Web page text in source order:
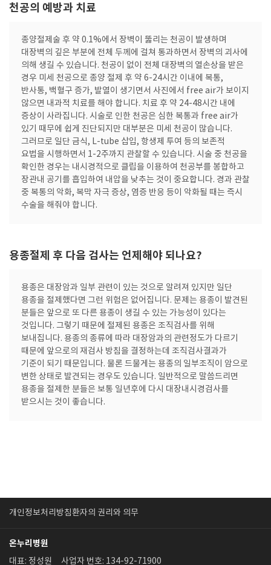
천공의 예방과 치료
종양절제술 후 약 0.1%에서 장벽이 뚫리는 천공이 발생하며
대장벽의 깊은 부분에 전체 두께에 걸쳐 통과하면서 장벽의 괴사에
의해 생길 수 있습니다. 천공이 없이 전체 대장벽의 열손상을 받은
경우 미세 천공으로 종양 절제 후 약 6-24시간 이내에 복통,
반사통, 백혈구 증가, 발열이 생기면서 사진에서 free air가 보이지
않으면 내과적 치료를 해야 합니다. 치료 후 약 24-48시간 내에
증상이 사라집니다. 시술로 인한 천공은 심한 복통과 free air가
있기 때무에 쉽게 진단되지만 대부분은 미세 천공이 많습니다.
그러므로 일단 금식, L-tube 삽입, 항생제 투여 등의 보존적
요법을 시행하면서 1-2주까지 관찰할 수 있습니다. 시술 중 천공을
확인한 경우는 내시경적으로 클립을 이용하여 천공부를 봉합하고
장관내 공기를 흡입하여 내압을 낮추는 것이 중요합니다. 경과 관찰
중 복통의 악화, 복막 자극 증상, 염증 반응 등이 악화될 때는 즉시
수술을 해줘야 합니다.
용종절제 후 다음 검사는 언제해야 되나요?
용종은 대장암과 일부 관련이 있는 것으로 알려져 있지만 일단
용종을 절제했다면 그런 위험은 없어집니다. 문제는 용종이 발견된
분들은 앞으로 또 다른 용종이 생길 수 있는 가능성이 있다는
것입니다. 그렇기 때문에 절제된 용종은 조직검사를 위해
보내집니다. 용종의 종류에 따라 대장암과의 관련정도가 다르기
때문에 앞으로의 재검사 방침을 결정하는데 조직검사결과가
기준이 되기 때문입니다. 물론 드물게는 용종의 일부조직이 암으로
변한 상태로 발견되는 경우도 있습니다. 일반적으로 말씀드리면
용종을 절제한 분들은 보통 일년후에 다시 대장내시경검사를
받으시는 것이 좋습니다.
개인정보처리방침환자의 권리와 의무
온누리병원
대표: 정성원 사업자 번호: 134-92-71900